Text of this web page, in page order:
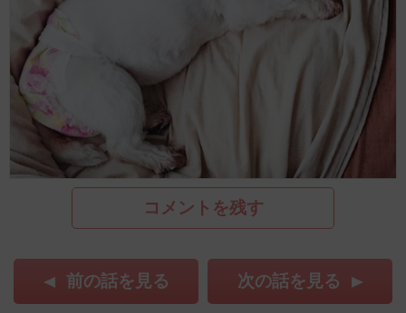
コメントを残す
前の話を見る 次の話を見る